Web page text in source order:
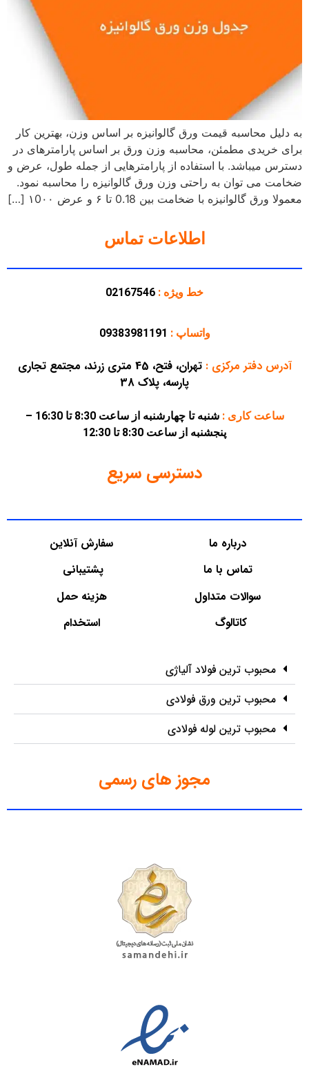
به دلیل محاسبه قیمت ورق گالوانیزه بر اساس وزن، بهترین کار
برای خریدی مطمئن، محاسبه وزن ورق بر اساس پارامترهای در
دسترس میباشد. با استفاده از پارامترهایی از جمله طول، عرض و
ضخامت می توان به راحتی وزن ورق گالوانیزه را محاسبه نمود.
معمولا ورق‌ گالوانیزه با ضخامت‌ بین 0.18 تا ۶ و عرض‌ ۱0۰۰ […]
اطلاعات تماس
خط ویژه : 02167546
واتساپ : 09383981191
آدرس دفتر مرکزی:
تهران، فتح، 45 متری زرند، مجتمع تجاری
پارسه، پلاک 38
ساعت کاری :
شنبه تا چهارشنبه از ساعت 8:30 تا 16:30 –
پنجشنبه از ساعت 8:30 تا 12:30
دسترسی سریع
درباره ما
تماس با ما
سوالات متداول
کاتالوگ
سفارش آنلاین
پشتیبانی
هزینه حمل
استخدام
محبوب ترین فولاد آلیاژی
محبوب ترین ورق فولادی
محبوب ترین لوله فولادی
مجوز های رسمی